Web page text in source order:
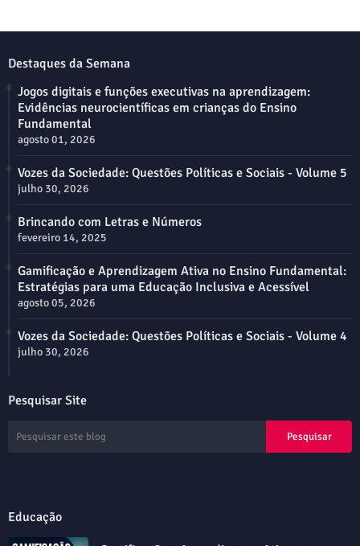
Destaques da Semana
Jogos digitais e funções executivas na aprendizagem:
Evidências neurocientíficas em crianças do Ensino
Fundamental
agosto 01, 2026
Vozes da Sociedade: Questões Políticas e Sociais - Volume 5
julho 30, 2026
Brincando com Letras e Números
fevereiro 14, 2025
Gamificação e Aprendizagem Ativa no Ensino Fundamental:
Estratégias para uma Educação Inclusiva e Acessível
agosto 05, 2026
Vozes da Sociedade: Questões Políticas e Sociais - Volume 4
julho 30, 2026
Pesquisar Site
Educação